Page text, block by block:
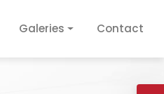
Galeries Contact